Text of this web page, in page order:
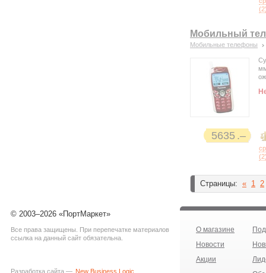
(2
Мобильный
Мобильные телефоны
5635
(2
Страницы: « 1 2
© 2003–2026 «ПортМаркет»
Все права защищены. При перепечатке материалов
ссылка на данный сайт обязательна.
Разработка сайта — New Business Logic
О магазине
Новости
Акции